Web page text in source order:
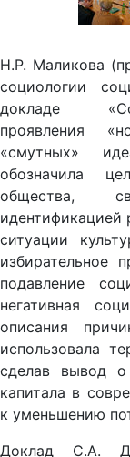
Н.Р. Маликова
социологии
докладе
проявления
«смутных»
обозначила
общества,
идентификацией
ситуации
избирательное
подавление
негативная
описания
использовала
сделав вывод
капитала в
к уменьшению
Доклад С.А.